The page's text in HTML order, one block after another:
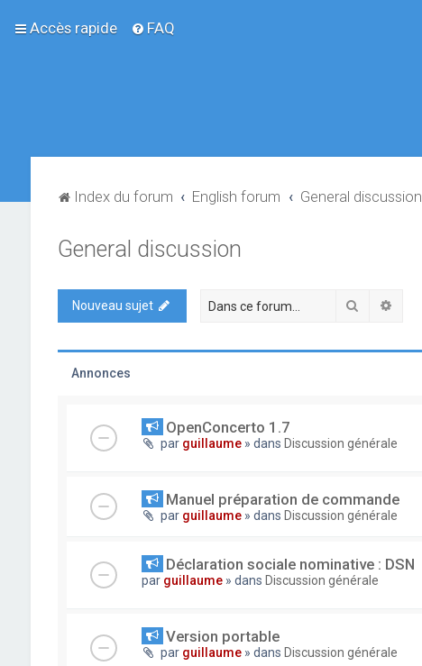
Accès rapide FAQ
Index du forum English forum General discussion
General discussion
Nouveau sujet Rechercher
Annonces
OpenConcerto 1.7
par guillaume » dans Discussion générale
Manuel préparation de commande
par guillaume » dans Discussion générale
Déclaration sociale nominative : DSN
par guillaume » dans Discussion générale
Version portable
par guillaume » dans Discussion générale